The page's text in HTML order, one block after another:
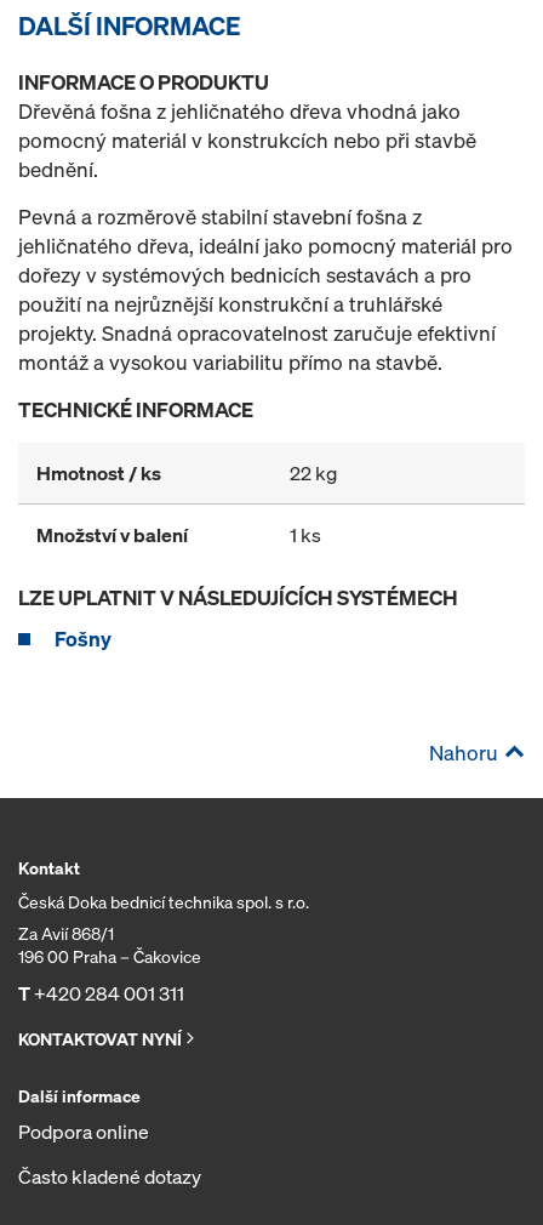
DALŠÍ INFORMACE
INFORMACE O PRODUKTU
Dřevěná fošna z jehličnatého dřeva vhodná jako
pomocný materiál v konstrukcích nebo při stavbě
bednění.
Pevná a rozměrově stabilní stavební fošna z
jehličnatého dřeva, ideální jako pomocný materiál pro
dořezy v systémových bednicích sestavách a pro
použití na nejrůznější konstrukční a truhlářské
projekty. Snadná opracovatelnost zaručuje efektivní
montáž a vysokou variabilitu přímo na stavbě.
TECHNICKÉ INFORMACE
Hmotnost / ks 22 kg
Množství v balení 1 ks
LZE UPLATNIT V NÁSLEDUJÍCÍCH SYSTÉMECH
Fošny
Nahoru
Kontakt
Česká Doka bednicí technika spol. s r.o.
Za Avií 868/1
196 00 Praha – Čakovice
T+420 284 001 311
KONTAKTOVAT NYNÍ
Další informace
Podpora online
Často kladené dotazy